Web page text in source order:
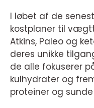
I løbet af de
kostplaner til
Atkins, Paleo og
deres unikke
de alle fokuserer
kulhydrater og
proteiner og